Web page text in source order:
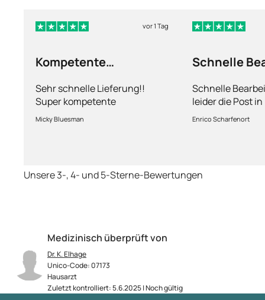
Medizinisch überprüft von
Dr. K. Elhage
Unico-Code: 07173
Hausarzt
Zuletzt kontrolliert: 5.6.2025 | Noch gültig
vor 1 Tag
Kompetente
Sehr schnelle Lieferung!!
Super kompetente
Abhandlung!
Micky Bluesman
Schnelle
Schnelle
leider die Post
kriegt es nicht
dauert obwohl
Enrico Scharfenort
Unsere 3-, 4- und 5-Sterne-Bewertungen